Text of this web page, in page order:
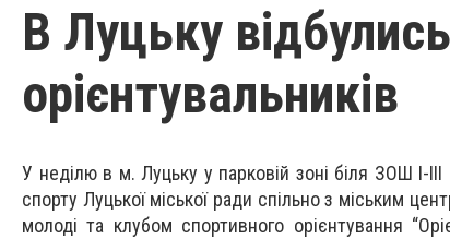
В Луцьку
орієнтувальників
У неділю в м. Луцьку у парковій зоні біля ЗОШ І-
спорту Луцької міської ради спільно з міським
молоді та клубом спортивного орієнтування